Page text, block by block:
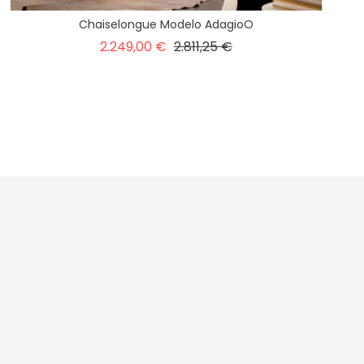
Chaiselongue Modelo AdagioO
2.249,00 € Precio
2.811,25 €Precio